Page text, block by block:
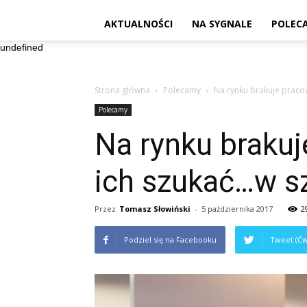
AKTUALNOŚCI NA SYGNALE
undefined
Strona główna Polecamy Na rynku brakuje
Polecamy
Na rynku
ich szukać…w
Przez Tomasz Słowiński - 5 października 2017
Podziel się na Facebooku Tweet